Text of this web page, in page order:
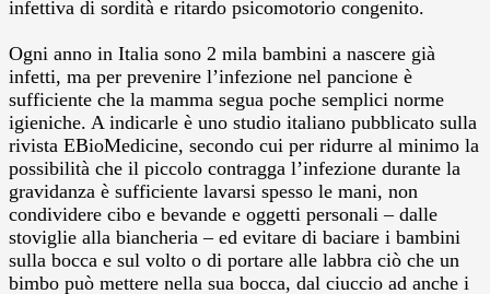
infettiva di sordità e ritardo psicomotorio congenito.
Ogni anno in Italia sono 2 mila bambini a nascere già
infetti, ma per prevenire l’infezione nel pancione è
sufficiente che la mamma segua poche semplici norme
igieniche. A indicarle è uno studio italiano pubblicato sulla
rivista EBioMedicine, secondo cui per ridurre al minimo la
possibilità che il piccolo contragga l’infezione durante la
gravidanza è sufficiente lavarsi spesso le mani, non
condividere cibo e bevande e oggetti personali – dalle
stoviglie alla biancheria – ed evitare di baciare i bambini
sulla bocca e sul volto o di portare alle labbra ciò che un
bimbo può mettere nella sua bocca, dal ciuccio ad anche i